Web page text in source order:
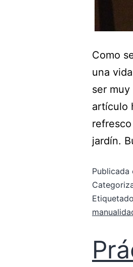
Como
una
ser
artículo
jardín.